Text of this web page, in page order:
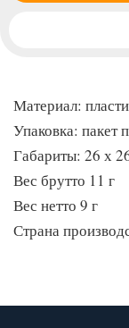
Материал:
Упаковка: пакет
Габариты: 26 х
Вес брутто 11 г
Вес нетто 9 г
Страна